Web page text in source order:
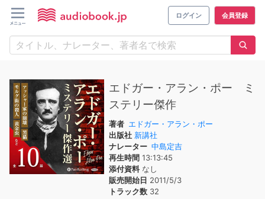
ログイン 会員登録
エドガー・アラン・ポー ミ
ステリー傑作
著者 エドガー・アラン・ポー
出版社 新講社
ナレーター 中島定吉
再生時間 13:13:45
添付資料なし
販売開始日 2011/5/3
トラック数 32